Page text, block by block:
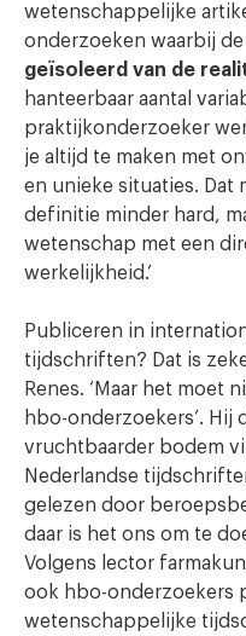
wetenschappelijke
onderzoeken waarbij de
geïsoleerd van de
hanteerbaar aantal
praktijkonderzoeker
je altijd te maken met
en unieke situaties. Dat
definitie minder hard,
wetenschap met een
werkelijkheid.’
Publiceren in
tijdschriften? Dat is
Renes. ‘Maar het moet
hbo-onderzoekers’.
vruchtbaarder bodem
Nederlandse
gelezen door
daar is het ons om te
Volgens lector
ook hbo-onderzoekers
wetenschappelijke